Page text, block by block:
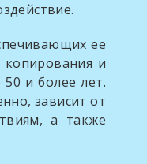
ее
и
и более лет.
зависит от
а также